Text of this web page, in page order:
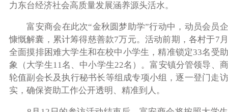
力东台经济社会高质量发展涵养源头活水。
富安商会在此次“金秋圆梦助学”行动中，动员会员
慷慨解囊，累计筹得慈善款7万元。活动前期，各村于7
全面摸排困难大学生和在校中小学生，精准锁定33名受
象（大学生11名、中小学生22名）。富安镇分管领导、
轮值副会长及执行秘书长等组成专项小组，逐一登门走
实，确保资助工作公开透明、精准到人。